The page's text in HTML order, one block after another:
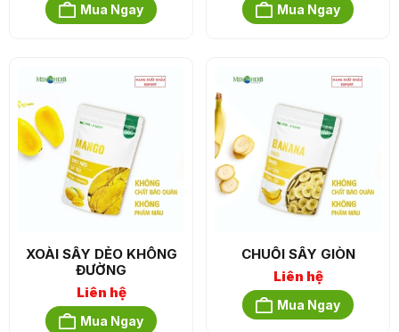
Mua Ngay Mua Ngay
XOÀI SẤY DẺO KHÔNG
ĐƯỜNG
Liên hệ
Mua Ngay
CHUỐI SẤY GIÒN
Liên hệ
Mua Ngay